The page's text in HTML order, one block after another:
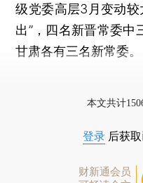
级党委高层3月变动较
出”，四名新晋常委中
甘肃各有三名新常委。
本文共计
登录 后获
财新通会员